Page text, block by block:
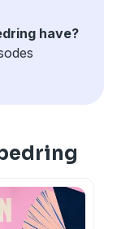
have?